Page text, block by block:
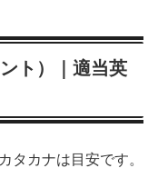
ト）｜適当英
タカナは目安です。